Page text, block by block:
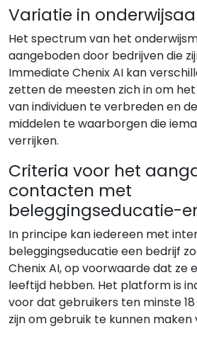
Variatie in
Het spectrum van het
aangeboden door bedrijven die
Immediate Chenix AI kan
zetten de meesten zich in om
van individuen te verbreden en
middelen te waarborgen die
verrijken.
Criteria voor het
contacten met
beleggingseducatie-
In principe kan iedereen met
beleggingseducatie een bedrijf
Chenix AI, op voorwaarde dat ze
leeftijd hebben. Het platform is
voor dat gebruikers ten minste
zijn om gebruik te kunnen maken